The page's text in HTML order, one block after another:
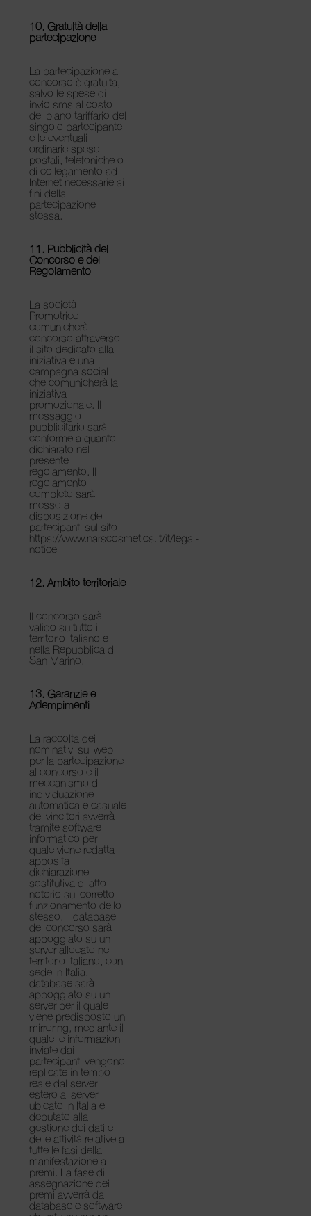
10. Gratuità della
partecipazione
La partecipazione al
concorso è gratuita,
salvo le spese di
invio sms al costo
del piano tariffario del
singolo partecipante
e le eventuali
ordinarie spese
postali, telefoniche o
di collegamento ad
Internet necessarie ai
fini della
partecipazione
stessa.
11. Pubblicità del
Concorso e del
Regolamento
La società
Promotrice
comunicherà il
concorso attraverso
il sito dedicato alla
iniziativa e una
campagna social
che comunicherà la
iniziativa
promozionale. Il
messaggio
pubblicitario sarà
conforme a quanto
dichiarato nel
presente
regolamento. Il
regolamento
completo sarà
messo a
disposizione dei
partecipanti sul sito
https://www.narscosmetics.it/it/legal-
notice
12. Ambito territoriale
Il concorso sarà
valido su tutto il
territorio italiano e
nella Repubblica di
San Marino.
13. Garanzie e
Adempimenti
La raccolta dei
nominativi sul web
per la partecipazione
al concorso e il
meccanismo di
individuazione
automatica e casuale
dei vincitori avverrà
tramite software
informatico per il
quale viene redatta
apposita
dichiarazione
sostitutiva di atto
notorio sul corretto
funzionamento dello
stesso. Il database
del concorso sarà
appoggiato su un
server allocato nel
territorio italiano, con
sede in Italia. Il
database sarà
appoggiato su un
server per il quale
viene predisposto un
mirroring, mediante il
quale le informazioni
inviate dai
partecipanti vengono
replicate in tempo
reale dal server
estero al server
ubicato in Italia e
deputato alla
gestione dei dati e
delle attività relative a
tutte le fasi della
manifestazione a
premi. La fase di
assegnazione dei
premi avverrà da
database e software